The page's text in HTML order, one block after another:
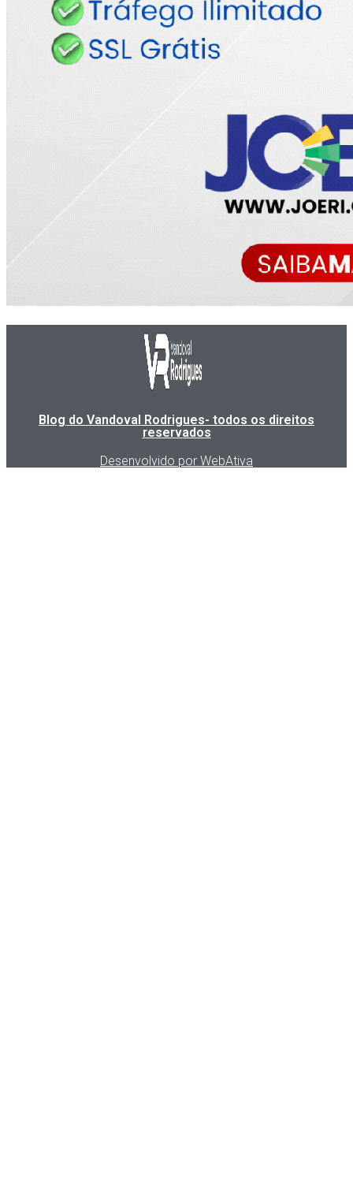
Blog do Vandoval Rodrigues- todos os direitos
reservados
Desenvolvido por WebAtiva